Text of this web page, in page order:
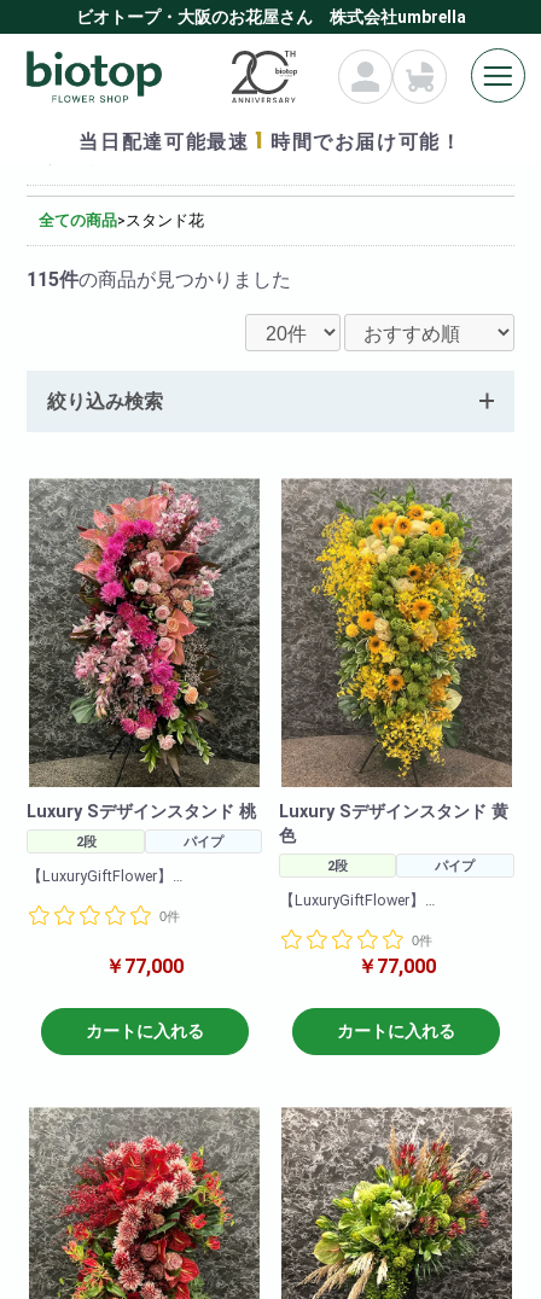
ビオトープ・大阪のお花屋さん 株式会社umbrella
当日配達可能最速 1 時間でお届け可能！
スタンド花
全ての商品> スタンド花
115件の商品が見つかりました
絞り込み検索
Luxury Sデザインスタンド 桃
2段 パイプ
【LuxuryGiftFlower】
ンスタンドとなっております。
れに洗練された商品になりま
す。
0件
￥77,000
カートに入れる
Luxury Sデザインスタンド 黄
色
2段 パイプ
【LuxuryGiftFlower】
こちらは一段と目を引くデザイ
デザイン性が高く豪華におしゃ
れに洗練された商品になりま
す。
0件
￥77,000
カートに入れる